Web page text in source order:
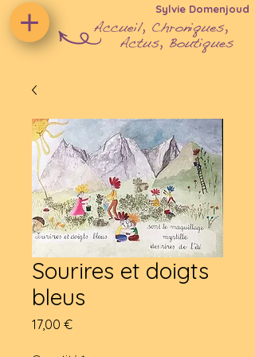
Sylvie Domenjoud
Sourires et doigts
bleus
17,00 €Prix